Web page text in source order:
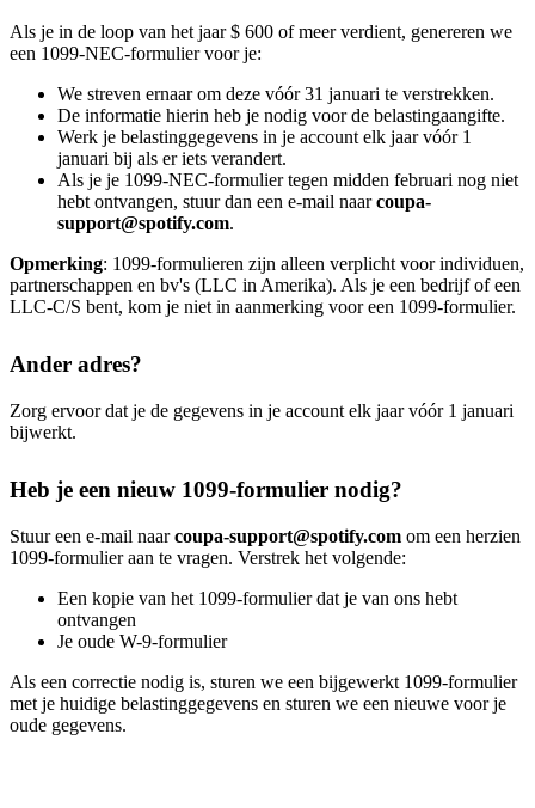
Als je in de loop van het jaar $ 600 of meer verdient, genereren we
een 1099-NEC-formulier voor je:
We streven ernaar om deze vóór 31 januari te verstrekken.
De informatie hierin heb je nodig voor de belastingaangifte.
Werk je belastinggegevens in je account elk jaar vóór 1
januari bij als er iets verandert.
Als je je 1099-NEC-formulier tegen midden februari nog niet
hebt ontvangen, stuur dan een e-mail naarcoupa-
support@spotify.com.
Opmerking: 1099-formulieren zijn alleen verplicht voor individuen,
partnerschappen en bv's (LLC in Amerika). Als je een bedrijf of een
LLC-C/S bent, kom je niet in aanmerking voor een 1099-formulier.
Ander adres?
Zorg ervoor dat je de gegevens in je account elk jaar vóór 1 januari
bijwerkt.
Heb je een nieuw 1099-formulier nodig?
Stuur een e-mail naarcoupa-support@spotify.com om een herzien
1099-formulier aan te vragen. Verstrek het volgende:
Een kopie van het 1099-formulier dat je van ons hebt
ontvangen
Je oude W-9-formulier
Als een correctie nodig is, sturen we een bijgewerkt 1099-formulier
met je huidige belastinggegevens en sturen we een nieuwe voor je
oude gegevens.